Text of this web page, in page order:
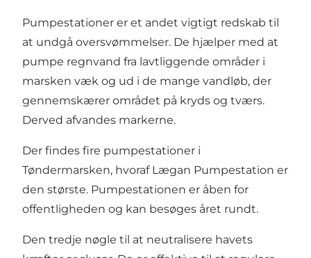
Pumpestationer er et andet vigtigt redskab til
at undgå oversvømmelser. De hjælper med at
pumpe regnvand fra lavtliggende områder i
marsken væk og ud i de mange vandløb, der
gennemskærer området på kryds og tværs.
Derved afvandes markerne.
Der findes fire pumpestationer i
Tøndermarsken, hvoraf Lægan Pumpestation er
den største. Pumpestationen er åben for
offentligheden og kan besøges året rundt.
Den tredje nøgle til at neutralisere havets